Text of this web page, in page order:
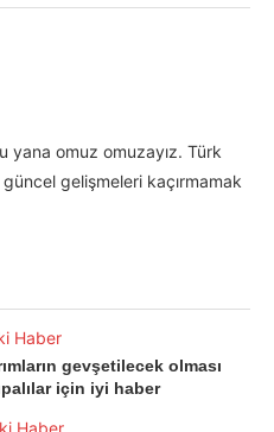
yana omuz omuzayız. Türk
gelişmeleri kaçırmamak
Haber
gevşetilecek olması
için iyi haber